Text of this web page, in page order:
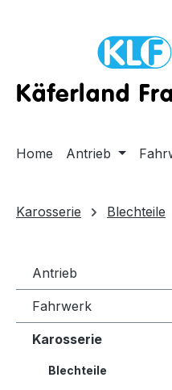
Home Antrieb
Karosserie Blechteile
Antrieb
Fahrwerk
Karosserie
Blechteile